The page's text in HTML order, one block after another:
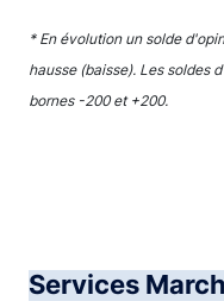
End of interactive
* En évolution un solde
hausse (baisse). Les soldes
bornes -200 et +200.
Services